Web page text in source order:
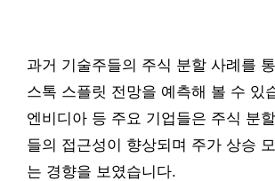
과거 기술주들의 주식 분할 사례를
스톡 스플릿 전망을 예측해 볼 수 있
엔비디아 등 주요 기업들은 주식 분
들의 접근성이 향상되며 주가 상승
는 경향을 보였습니다.